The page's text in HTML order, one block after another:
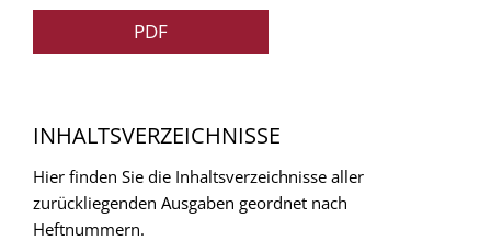
PDF
INHALTSVERZEICHNISSE
Hier finden Sie die Inhaltsverzeichnisse aller
zurückliegenden Ausgaben geordnet nach
Heftnummern.